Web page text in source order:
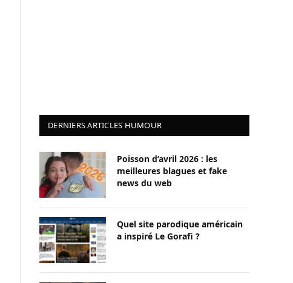
DERNIERS ARTICLES HUMOUR
Poisson d’avril 2026 : les
meilleures blagues et fake
news du web
Quel site parodique américain
a inspiré Le Gorafi ?